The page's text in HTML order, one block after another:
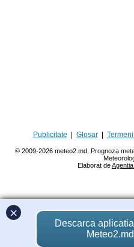
Publicitate Glosar|
© 2009-2026 meteo2.md. Prognoza
Elaborat de
×
Descarca aplicatia
Meteo2.md